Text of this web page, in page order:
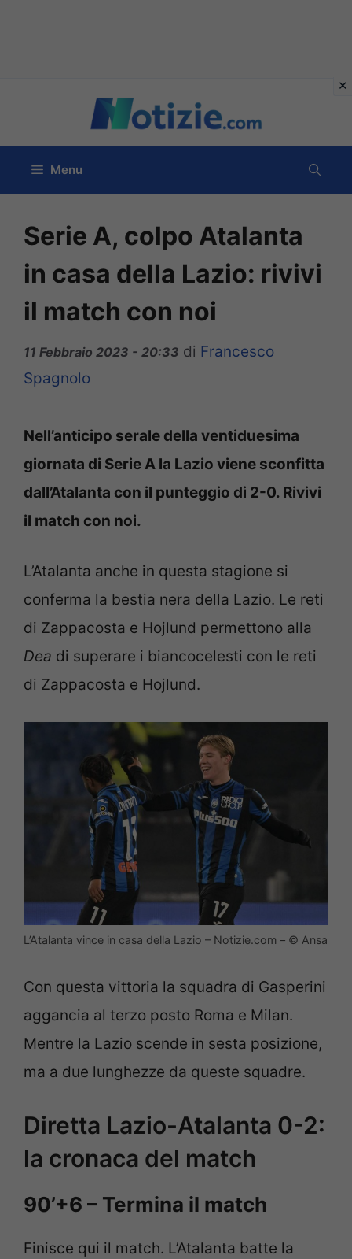
contenuto
Menu
Serie A, colpo Atalanta
in casa della Lazio: rivivi
il match con noi
11 Febbraio 2023 - 20:33 di Francesco
Spagnolo
Nell’anticipo serale della ventiduesima
giornata di Serie A la Lazio viene sconfitta
dall’Atalanta con il punteggio di 2-0. Rivivi
il match con noi.
L’Atalanta anche in questa stagione si
conferma la bestia nera della Lazio. Le reti
di Zappacosta e Hojlund permettono alla
Dea di superare i biancocelesti con le reti
di Zappacosta e Hojlund.
L’Atalanta vince in casa della Lazio – Notizie.com – © Ansa
Con questa vittoria la squadra di Gasperini
aggancia al terzo posto Roma e Milan.
Mentre la Lazio scende in sesta posizione,
ma a due lunghezze da queste squadre.
Diretta Lazio-Atalanta 0-2:
la cronaca del match
90’+6 – Termina il match
Finisce qui il match. L’Atalanta batte la